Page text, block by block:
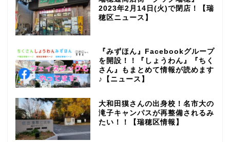
2023年2月14日(火)で閉店！【瑞
穂区ニュース】
『みずほん』Facebookグループ
を開設！！『しょうわん』『ちく
さん』もまとめて情報が読めます
♪【ニュース】
大和田獏さんの出身校！名市大の
滝子キャンパスが再整備されるみ
たい！！【瑞穂区情報】